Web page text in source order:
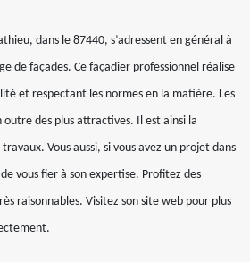
dans le 87440, s’adressent en général à
de façades. Ce façadier professionnel réalise
et respectant les normes en la matière. Les
des plus attractives. Il est ainsi la
Vous aussi, si vous avez un projet dans
vous fier à son expertise. Profitez des
raisonnables. Visitez son site web pour plus